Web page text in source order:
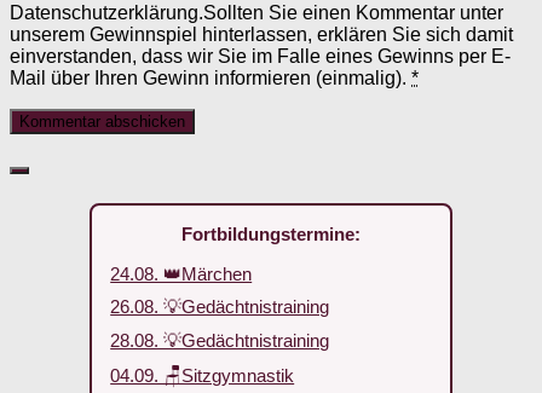
Datenschutzerklärung.Sollten Sie einen Kommentar unter
unserem Gewinnspiel hinterlassen, erklären Sie sich damit
einverstanden, dass wir Sie im Falle eines Gewinns per E-
Mail über Ihren Gewinn informieren (einmalig). *
Fortbildungstermine:
24.08. 👑Märchen
26.08. 💡Gedächtnistraining
28.08. 💡Gedächtnistraining
04.09. 🪑Sitzgymnastik